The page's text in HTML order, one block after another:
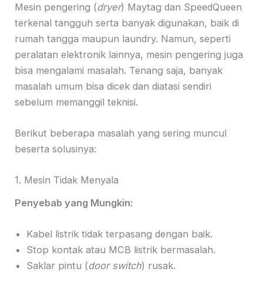
Mesin pengering (dryer) Maytag dan SpeedQueen
terkenal tangguh serta banyak digunakan, baik di
rumah tangga maupun laundry. Namun, seperti
peralatan elektronik lainnya, mesin pengering juga
bisa mengalami masalah. Tenang saja, banyak
masalah umum bisa dicek dan diatasi sendiri
sebelum memanggil teknisi.
Berikut beberapa masalah yang sering muncul
beserta solusinya:
1. Mesin Tidak Menyala
Penyebab yang Mungkin:
Kabel listrik tidak terpasang dengan baik.
Stop kontak atau MCB listrik bermasalah.
Saklar pintu (door switch) rusak.